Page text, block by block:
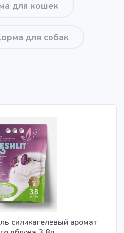
для кошек
для собак
силикагелевый аромат